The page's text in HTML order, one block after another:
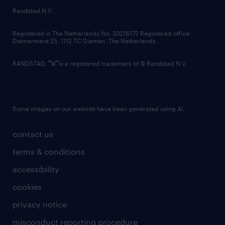
country websites
contact us
terms & conditions
accessibility
cookies
privacy notice
misconduct reporting procedure
Randstad N.V.
Registered in The Netherlands No: 33216172 Registered office:
Diemermere 25, 1112 TC Diemen, The Netherlands.
RANDSTAD, is a registered trademark of © Randstad N.V.
Some images on our website have been generated using AI.